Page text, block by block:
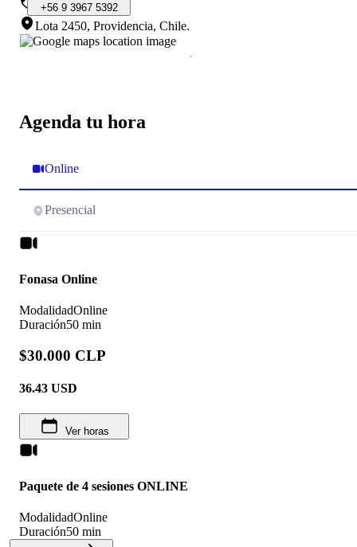
Agenda tu hora
Online
Presencial
Fonasa Online
ModalidadOnline
Duración50 min
$30.000 CLP
36.43 USD
Ver horas
Paquete de 4 sesiones ONLINE
ModalidadOnline
Duración50 min
+56 9 3967 5392
Lota 2450, Providencia, Chile.